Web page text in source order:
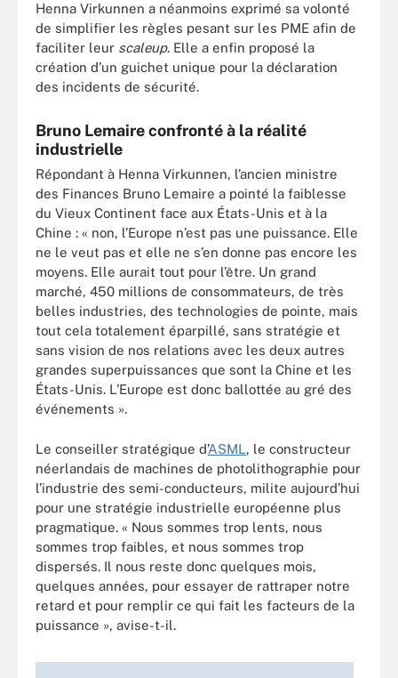
Henna Virkunnen a néanmoins exprimé sa volonté
de simplifier les règles pesant sur les PME afin de
faciliter leur scaleup. Elle a enfin proposé la
création d’un guichet unique pour la déclaration
des incidents de sécurité.
Bruno Lemaire confronté à la réalité
industrielle
Répondant à Henna Virkunnen, l’ancien ministre
des Finances Bruno Lemaire a pointé la faiblesse
du Vieux Continent face aux États-Unis et à la
Chine : « non, l’Europe n’est pas une puissance. Elle
ne le veut pas et elle ne s’en donne pas encore les
moyens. Elle aurait tout pour l’être. Un grand
marché, 450 millions de consommateurs, de très
belles industries, des technologies de pointe, mais
tout cela totalement éparpillé, sans stratégie et
sans vision de nos relations avec les deux autres
grandes superpuissances que sont la Chine et les
États-Unis. L’Europe est donc ballottée au gré des
événements ».
Le conseiller stratégique d’ASML, le constructeur
néerlandais de machines de photolithographie pour
l’industrie des semi-conducteurs, milite aujourd’hui
pour une stratégie industrielle européenne plus
pragmatique. « Nous sommes trop lents, nous
sommes trop faibles, et nous sommes trop
dispersés. Il nous reste donc quelques mois,
quelques années, pour essayer de rattraper notre
retard et pour remplir ce qui fait les facteurs de la
puissance », avise-t-il.